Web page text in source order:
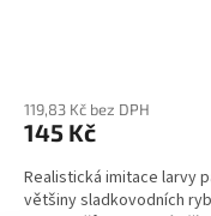
119,83 Kč bez DPH
145 Kč
Realistická imitace larvy
většiny sladkovodních